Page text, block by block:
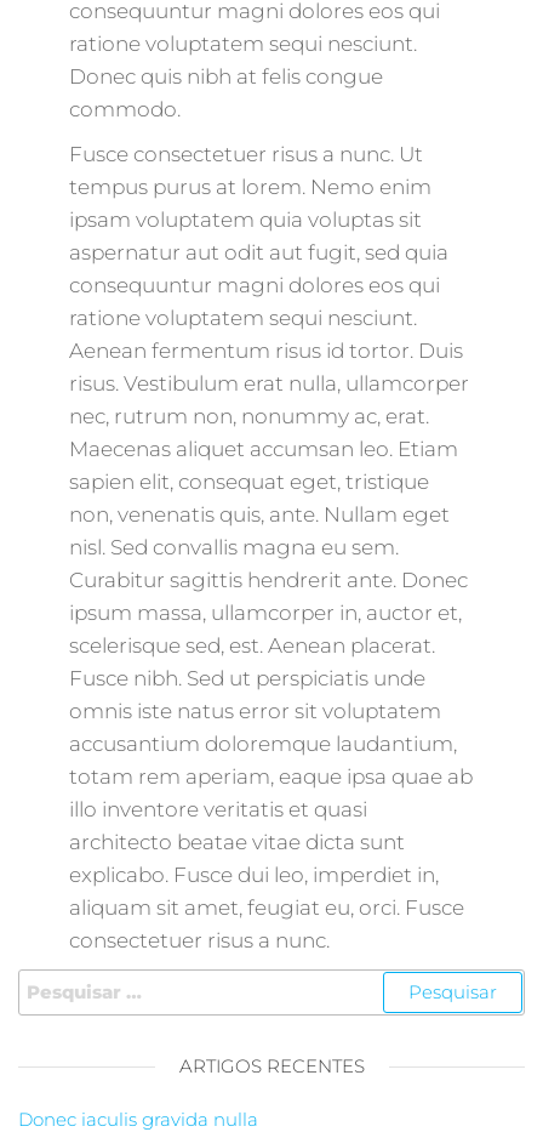
consequuntur magni dolores eos qui
ratione voluptatem sequi nesciunt.
Donec quis nibh at felis congue
commodo.
Fusce consectetuer risus a nunc. Ut
tempus purus at lorem. Nemo enim
ipsam voluptatem quia voluptas sit
aspernatur aut odit aut fugit, sed quia
consequuntur magni dolores eos qui
ratione voluptatem sequi nesciunt.
Aenean fermentum risus id tortor. Duis
risus. Vestibulum erat nulla, ullamcorper
nec, rutrum non, nonummy ac, erat.
Maecenas aliquet accumsan leo. Etiam
sapien elit, consequat eget, tristique
non, venenatis quis, ante. Nullam eget
nisl. Sed convallis magna eu sem.
Curabitur sagittis hendrerit ante. Donec
ipsum massa, ullamcorper in, auctor et,
scelerisque sed, est. Aenean placerat.
Fusce nibh. Sed ut perspiciatis unde
omnis iste natus error sit voluptatem
accusantium doloremque laudantium,
totam rem aperiam, eaque ipsa quae ab
illo inventore veritatis et quasi
architecto beatae vitae dicta sunt
explicabo. Fusce dui leo, imperdiet in,
aliquam sit amet, feugiat eu, orci. Fusce
consectetuer risus a nunc.
Pesquisar por:
ARTIGOS RECENTES
Donec iaculis gravida nulla